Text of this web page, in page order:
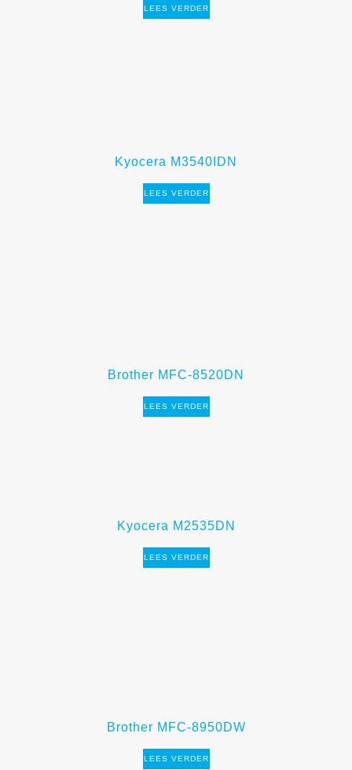
LEES VERDER
Kyocera M3540IDN
LEES VERDER
Brother MFC-8520DN
LEES VERDER
Kyocera M2535DN
LEES VERDER
Brother MFC-8950DW
LEES VERDER